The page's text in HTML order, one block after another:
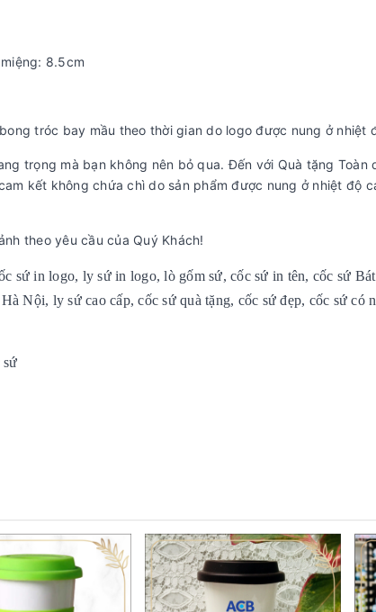
8.5cm
tróc bay mầu theo thời gian do logo được nung ở nhiệt
trọng mà bạn không nên bỏ qua. Đến với Quà tặng Toàn
kết không chứa chì do sản phẩm được nung ở nhiệt độ
theo yêu cầu của Quý Khách!
sứ in logo, ly sứ in logo, lò gốm sứ, cốc sứ in tên, cốc sứ
Nội, ly sứ cao cấp, cốc sứ quà tặng, cốc sứ đẹp, cốc sứ có
sứ